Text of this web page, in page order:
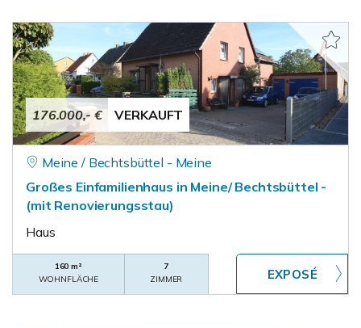
176.000,- € VERKAUFT
Meine / Bechtsbüttel - Meine
Großes Einfamilienhaus in Meine/ Bechtsbüttel -
(mit Renovierungsstau)
Haus
160 m²
WOHNFLÄCHE
7
ZIMMER